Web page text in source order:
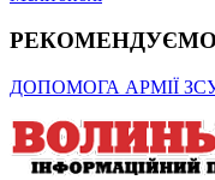
РЕКОМЕНДУЄМО
ДОПОМОГА АРМІЇ